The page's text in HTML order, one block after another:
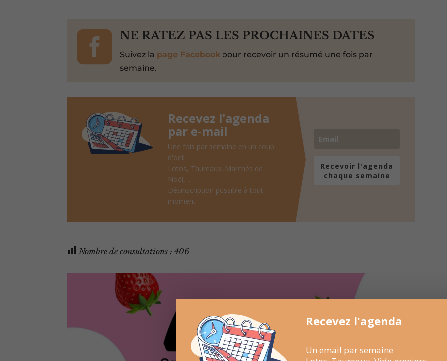
 NE RATEZ PAS LES PROCHAINES DATES
Suivez la page Facebook pour recevoir un résumé une fois par
semaine.
Recevez l'agenda
par e-mail
Une fois par semaine en un coup
d'oeil
Lotos, Taureaux, Marchés de
Noël, ...
Désinscription possible à tout
moment
Recevoir l'agenda
chaque semaine
Nombre de consultations : 406
Recevez l'agenda
Un email par semaine